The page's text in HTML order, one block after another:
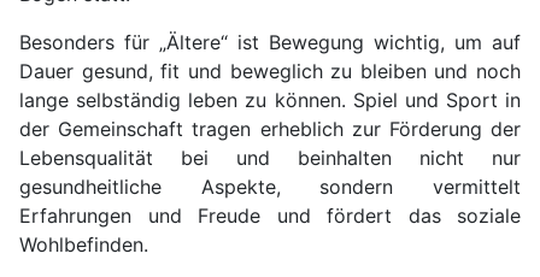
Besonders für „Ältere“ ist Bewegung wichtig, um auf
Dauer gesund, fit und beweglich zu bleiben und noch
lange selbständig leben zu können. Spiel und Sport in
der Gemeinschaft tragen erheblich zur Förderung der
Lebensqualität bei und beinhalten nicht nur
gesundheitliche Aspekte, sondern vermittelt
Erfahrungen und Freude und fördert das soziale
Wohlbefinden.